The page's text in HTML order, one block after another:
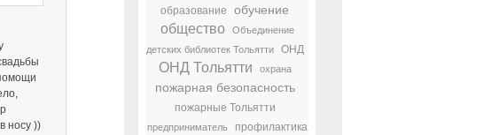
носу ))
образование обучение
общество
Объединение
детских библиотек Тольятти
ОНД
ОНД Тольятти охрана
пожарная безопасность
пожарные Тольятти
предприниматель
профилактика